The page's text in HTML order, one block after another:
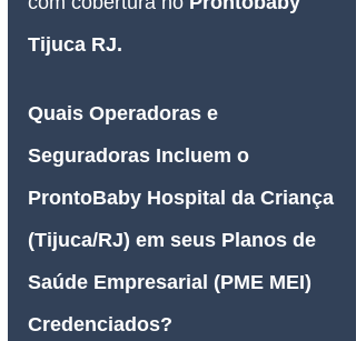
Tijuca RJ.
Quais Operadoras e
Seguradoras Incluem o
ProntoBaby Hospital da Criança
(Tijuca/RJ) em seus Planos de
Saúde Empresarial (PME MEI)
Credenciados?